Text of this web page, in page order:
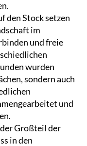
den Stock setzen
im
und freie
wurden
sondern auch
und
Großteil der
in den